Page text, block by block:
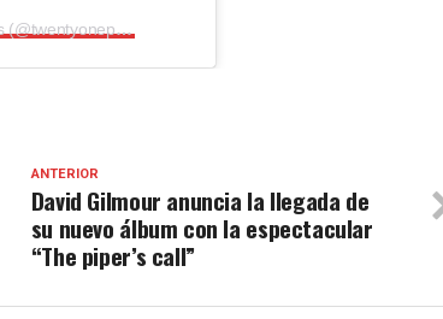
Una publicación compartida por twenty one pilots (@twentyonepilots)
ANTERIOR
David Gilmour anuncia la llegada de
su nuevo álbum con la espectacular
“The piper’s call”